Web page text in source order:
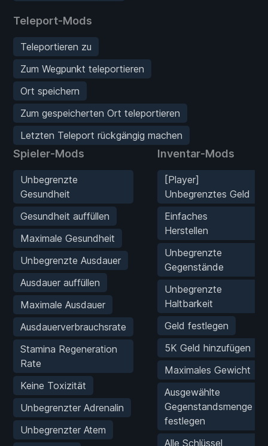
Teleport-Mods
Teleportieren zu
Zum Wegpunkt teleportieren
Ort speichern
Zum gespeicherten Ort teleportieren
Letzten Teleport rückgängig machen
Spieler-Mods
Unbegrenzte
Gesundheit
Gesundheit auffüllen
Maximale Gesundheit
Unbegrenzte Ausdauer
Ausdauer auffüllen
Maximale Ausdauer
Ausdauerverbrauchsrate
Stamina Regeneration
Rate
Keine Toxizität
Unbegrenzter Adrenalin
Unbegrenzter Atem
Inventar-Mods
[Player]
Unbegrenztes Geld
Einfaches
Herstellen
Unbegrenzte
Gegenstände
Unbegrenzte
Haltbarkeit
Geld festlegen
5K Geld hinzufügen
Maximales Gewicht
Ausgewählte
Gegenstandsmenge
festlegen
Alle Schlüssel